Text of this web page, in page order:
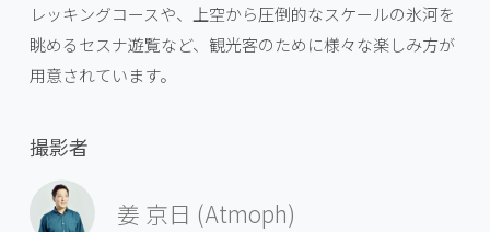
レッキングコースや、上空から圧倒的なスケールの氷河を
眺めるセスナ遊覧など、観光客のために様々な楽しみ方が
用意されています。
撮影者
姜 京日 (Atmoph)